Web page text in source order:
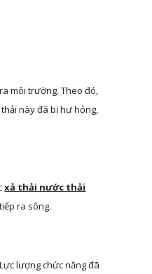
này đã bị hư hỏng,
xả thải nước thải
ra sông.